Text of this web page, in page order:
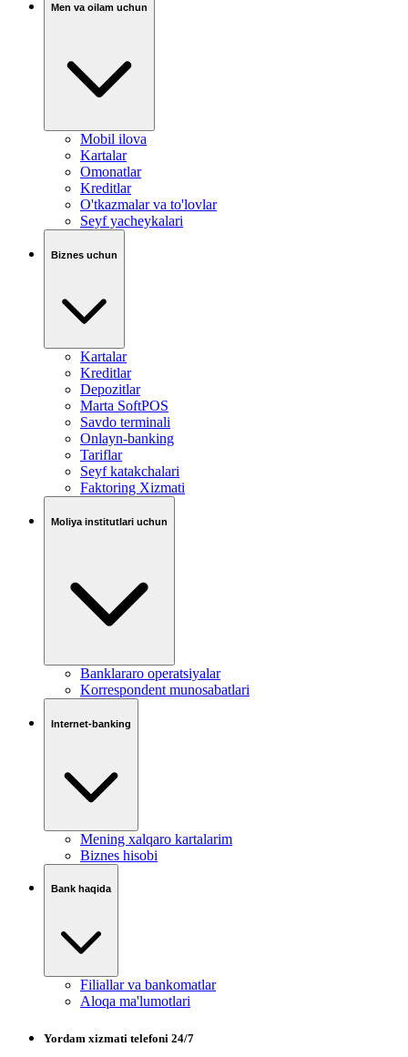
Men va oilam uchun
Mobil ilova
Kartalar
Omonatlar
Kreditlar
O'tkazmalar va to'lovlar
Seyf yacheykalari
Biznes uchun
Kartalar
Kreditlar
Depozitlar
Marta SoftPOS
Savdo terminali
Onlayn-banking
Tariflar
Seyf katakchalari
Faktoring Xizmati
Moliya institutlari uchun
Banklararo operatsiyalar
Korrespondent munosabatlari
Internet-banking
Mening xalqaro kartalarim
Biznes hisobi
Bank haqida
Filiallar va bankomatlar
Aloqa ma'lumotlari
Yordam xizmati telefoni 24/7